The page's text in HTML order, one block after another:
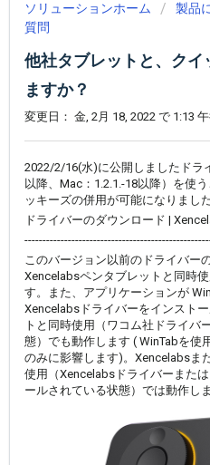
ソリューションホーム 製品
質問
他社タブレットと、クイ
ますか？
変更日： 金, 2月 18, 2022 で 1:13
2022/2/16(水)に公開しましたド
以降、Mac：1.2.1.-18以降）を使
ッキーズの併用が可能になりました
ドライバーのダウンロード |
このバージョン以前のドライバー
Xencelabsペンタブレットと同時
す。また、アプリケーションが
Xencelabsドライバーをインスト
トと同時使用（ワコム社ドライバ
態）でも動作します ( WinTabを使
のみに影響します)。 Xencelabsま
使用
（Xencelabs ドライバーまたは
ールされている状態） では動作し